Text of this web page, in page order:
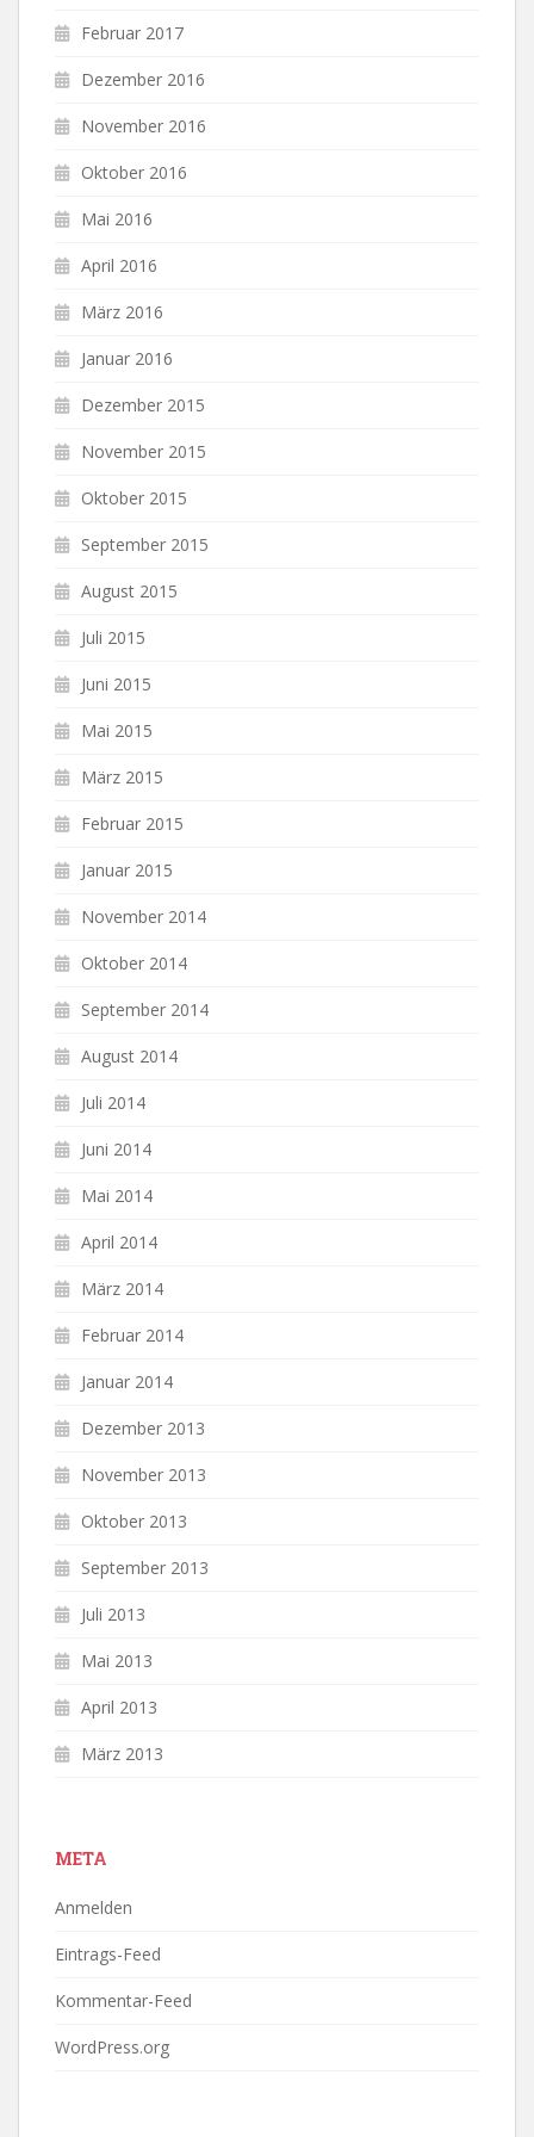
Februar 2017
Dezember 2016
November 2016
Oktober 2016
Mai 2016
April 2016
März 2016
Januar 2016
Dezember 2015
November 2015
Oktober 2015
September 2015
August 2015
Juli 2015
Juni 2015
Mai 2015
März 2015
Februar 2015
Januar 2015
November 2014
Oktober 2014
September 2014
August 2014
Juli 2014
Juni 2014
Mai 2014
April 2014
März 2014
Februar 2014
Januar 2014
Dezember 2013
November 2013
Oktober 2013
September 2013
Juli 2013
Mai 2013
April 2013
März 2013
META
Anmelden
Eintrags-Feed
Kommentar-Feed
WordPress.org